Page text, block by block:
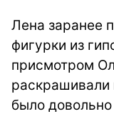
Лена заранее
фигурки из
присмотром
было